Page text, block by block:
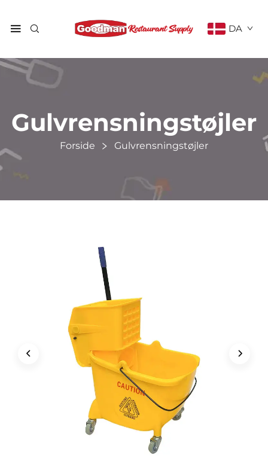
DA
Gulvrensningstøjler
Forside Gulvrensningstøjler